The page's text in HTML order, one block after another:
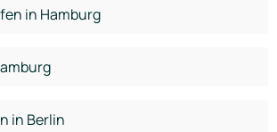
in Hamburg
in Berlin